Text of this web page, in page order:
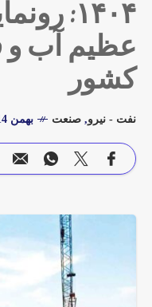
۱۴۰۴:
عظیم آب و
کشور
نفت - نیرو, صنعت بهمن 14, 1404